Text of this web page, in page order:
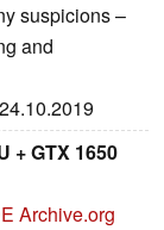
suspicions –
and
+ GTX 1650
Archive.org